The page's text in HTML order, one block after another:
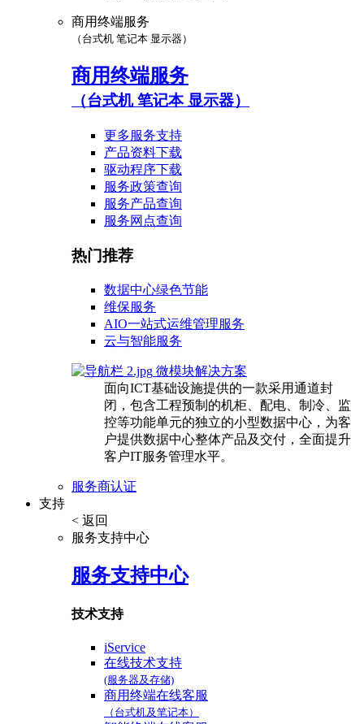
商用终端服务
（台式机 笔记本 显示器）
商用终端服务
（台式机 笔记本 显示器）
更多服务支持
产品资料下载
驱动程序下载
服务政策查询
服务产品查询
服务网点查询
热门推荐
数据中心绿色节能
维保服务
AIO一站式运维管理服务
云与智能服务
微模块解决方案
面向ICT基础设施提供的一款采用通道封
闭，包含工程预制的机柜、配电、制冷、监
控等功能单元的独立的小型数据中心，为客
户提供数据中心整体产品及交付，全面提升
客户IT服务管理水平。
服务商认证
支持
< 返回
服务支持中心
服务支持中心
技术支持
iService
在线技术支持
(服务器及存储)
商用终端在线客服
（台式机及笔记本）